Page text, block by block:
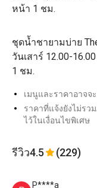
หน้า 1 ชม.
ชุดน้ำชายามบ่าย
วันเสาร์ 12.00-
1 ชม.
เมนูและราคาอาจจ
ราคาที่แจ้งยังไม่รว
ไว้ในเงื่อนไขพิเศษ
รีวิว4.5 (229)
P****a